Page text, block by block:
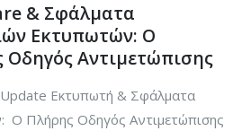
& Σφάλματα
Εκτυπωτών: Ο
Οδηγός Αντιμετώπισης
Εκτυπωτή & Σφάλματα
Ο Πλήρης Οδηγός Αντιμετώπισης